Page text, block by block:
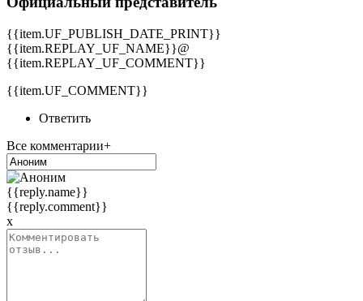
{{item.UF_PUBLISH_DATE_PRINT}}
{{item.REPLAY_UF_NAME}}@
{{item.REPLAY_UF_COMMENT}}
{{item.UF_COMMENT}}
Ответить
Все комментарии+
{{reply.name}}
{{reply.comment}}
x